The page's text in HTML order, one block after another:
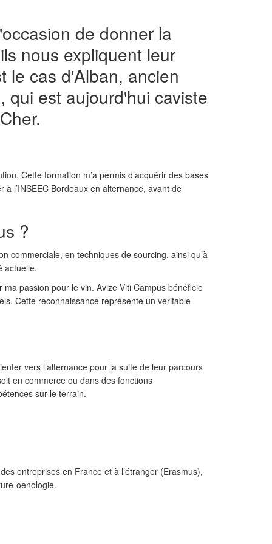
de donner la
nous expliquent leur
le cas d'Alban, ancien
qui est aujourd'hui caviste
Cette formation m’a permis d’acquérir des bases
l’INSEEC Bordeaux en alternance, avant de
?
commerciale, en techniques de sourcing, ainsi qu’à
actuelle.
passion pour le vin. Avize Viti Campus bénéficie
Cette reconnaissance représente un véritable
vers l’alternance pour la suite de leur parcours
en commerce ou dans des fonctions
sur le terrain.
entreprises en France et à l’étranger (Erasmus),
oenologie.